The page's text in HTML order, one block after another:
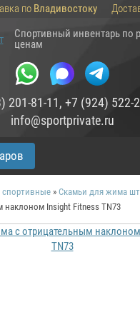
по Владивостоку
Спортивный инвентарь по
ценам
201-81-11, +7 (924) 522-
info@sportprivate.ru
спортивные »Скамьи для жима
Insight Fitness TN73